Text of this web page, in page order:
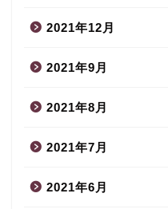
2021年12月
2021年9月
2021年8月
2021年7月
2021年6月